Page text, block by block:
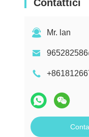
Contattici
Mr. lan